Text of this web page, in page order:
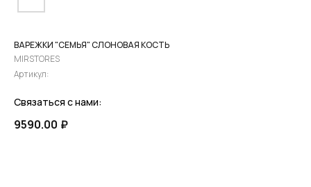
ВАРЕЖКИ "СЕМЬЯ" СЛОНОВАЯ КОСТЬ
MIRSTORES
Артикул:
Связаться с нами:
9590.00 ₽